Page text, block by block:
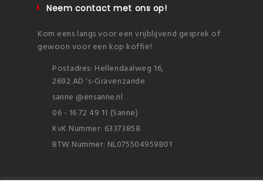
Neem contact met ons op!
Kom eens langs voor een vrijblijvend gesprek of
gewoon voor een kop koffie!
Postadres: Hellendaalweg 16,
2692 AD 's-Gravenzande
sanne @ensanne.nl
06 - 16 72 49 11 (Sanne)
KvK Nummer: 63373858
BTW Nummer: NL075504959B01